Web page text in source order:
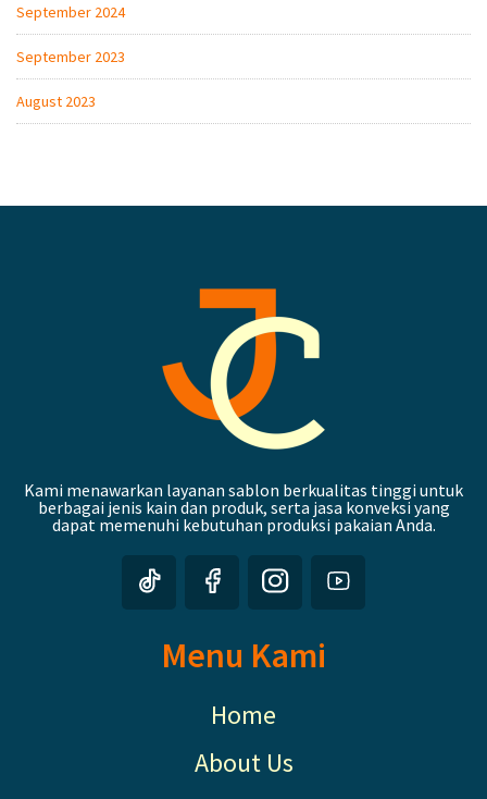
September 2024
September 2023
August 2023
Kami menawarkan layanan sablon berkualitas tinggi untuk
berbagai jenis kain dan produk, serta jasa konveksi yang
dapat memenuhi kebutuhan produksi pakaian Anda.
Menu Kami
Home
About Us